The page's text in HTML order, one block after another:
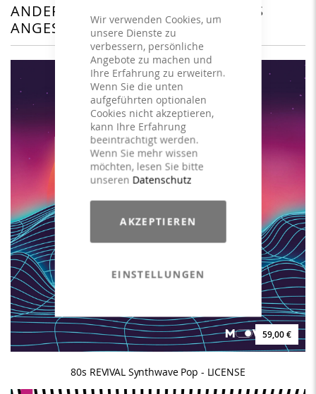
Wir verwenden Cookies, um
unsere Dienste zu
verbessern, persönliche
Angebote zu machen und
Ihre Erfahrung zu erweitern.
Wenn Sie die unten
aufgeführten optionalen
Cookies nicht akzeptieren,
kann Ihre Erfahrung
beeinträchtigt werden.
Wenn Sie mehr wissen
möchten, lesen Sie bitte
unseren Datenschutz
AKZEPTIEREN
EINSTELLUNGEN
ANDERE KUNDEN HABEN SICH DAS
ANGESEHEN
59,00 €
80s REVIVAL Synthwave Pop - LICENSE